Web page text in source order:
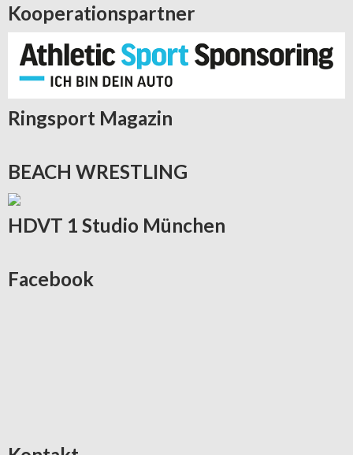
Kooperationspartner
Ringsport Magazin
BEACH WRESTLING
HDVT 1 Studio München
Facebook